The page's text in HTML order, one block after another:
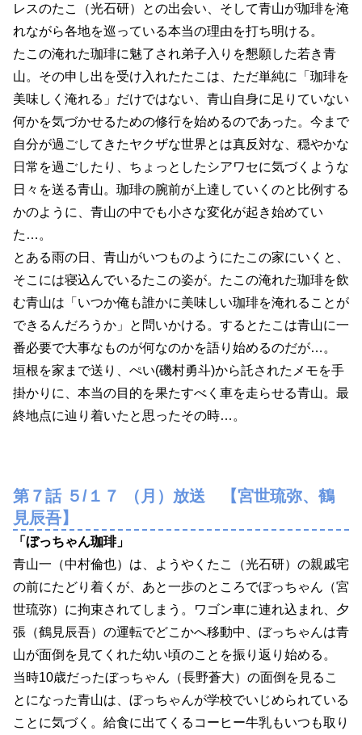
レスのたこ（光石研）との出会い、そして青山が珈琲を淹
れながら各地を巡っている本当の理由を打ち明ける。
たこの淹れた珈琲に魅了され弟子入りを懇願した若き青
山。その申し出を受け入れたたこは、ただ単純に「珈琲を
美味しく淹れる」だけではない、青山自身に足りていない
何かを気づかせるための修行を始めるのであった。今まで
自分が過ごしてきたヤクザな世界とは真反対な、穏やかな
日常を過ごしたり、ちょっとしたシアワセに気づくような
日々を送る青山。珈琲の腕前が上達していくのと比例する
かのように、青山の中でも小さな変化が起き始めてい
た…。
とある雨の日、青山がいつものようにたこの家にいくと、
そこには寝込んでいるたこの姿が。たこの淹れた珈琲を飲
む青山は「いつか俺も誰かに美味しい珈琲を淹れることが
できるんだろうか」と問いかける。するとたこは青山に一
番必要で大事なものが何なのかを語り始めるのだが…。
垣根を家まで送り、ぺい(磯村勇斗)から託されたメモを手
掛かりに、本当の目的を果たすべく車を走らせる青山。最
終地点に辿り着いたと思ったその時…。
第７話 ５/１７ （月）放送 【宮世琉弥、鶴
見辰吾】
「ぼっちゃん珈琲」
青山一（中村倫也）は、ようやくたこ（光石研）の親戚宅
の前にたどり着くが、あと一歩のところでぼっちゃん（宮
世琉弥）に拘束されてしまう。ワゴン車に連れ込まれ、夕
張（鶴見辰吾）の運転でどこかへ移動中、ぼっちゃんは青
山が面倒を見てくれた幼い頃のことを振り返り始める。
当時10歳だったぼっちゃん（長野蒼大）の面倒を見るこ
とになった青山は、ぼっちゃんが学校でいじめられている
ことに気づく。給食に出てくるコーヒー牛乳もいつも取り